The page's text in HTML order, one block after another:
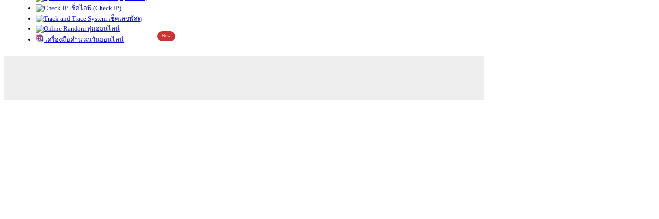
เช็คไอพี (Check IP)
เช็คเลขพัสดุ
สุ่มออนไลน์
เครื่องมือคำนวณวันออนไลน์
New